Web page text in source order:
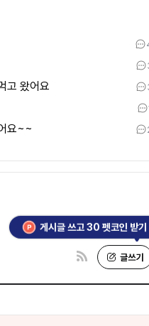
고 왔어요
요~~
게시글 쓰고 30 펫코인 받기